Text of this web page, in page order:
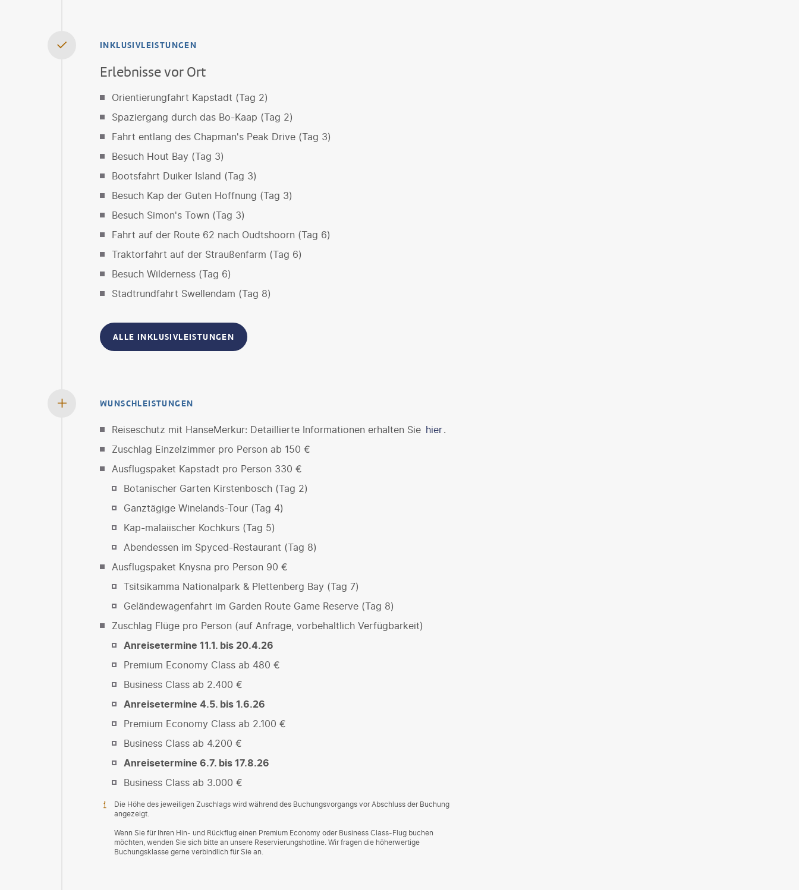
INKLUSIVLEISTUNGEN
Erlebnisse vor Ort
Orientierungfahrt Kapstadt (Tag 2)
Spaziergang durch das Bo-Kaap (Tag 2)
Fahrt entlang des Chapman's Peak Drive (Tag 3)
Besuch Hout Bay (Tag 3)
Bootsfahrt Duiker Island (Tag 3)
Besuch Kap der Guten Hoffnung (Tag 3)
Besuch Simon's Town (Tag 3)
Fahrt auf der Route 62 nach Oudtshoorn (Tag 6)
Traktorfahrt auf der Straußenfarm (Tag 6)
Besuch Wilderness (Tag 6)
Stadtrundfahrt Swellendam (Tag 8)
ALLE INKLUSIVLEISTUNGEN
WUNSCHLEISTUNGEN
Reiseschutz mit HanseMerkur: Detaillierte Informationen erhalten Sie hier .
Zuschlag Einzelzimmer pro Person ab 150 €
Ausflugspaket Kapstadt pro Person 330 €
Botanischer Garten Kirstenbosch (Tag 2)
Ganztägige Winelands-Tour (Tag 4)
Kap-malaiischer Kochkurs (Tag 5)
Abendessen im Spyced-Restaurant (Tag 8)
Ausflugspaket Knysna pro Person 90 €
Tsitsikamma Nationalpark & Plettenberg Bay (Tag 7)
Geländewagenfahrt im Garden Route Game Reserve (Tag 8)
Zuschlag Flüge pro Person (auf Anfrage, vorbehaltlich Verfügbarkeit)
Anreisetermine 11.1. bis 20.4.26
Premium Economy Class ab 480 €
Business Class ab 2.400 €
Anreisetermine 4.5. bis 1.6.26
Premium Economy Class ab 2.100 €
Business Class ab 4.200 €
Anreisetermine 6.7. bis 17.8.26
Business Class ab 3.000 €
Die Höhe des jeweiligen Zuschlags wird während des Buchungsvorgangs vor Abschluss der Buchung
angezeigt.
Wenn Sie für Ihren Hin- und Rückflug einen Premium Economy oder Business Class-Flug buchen
möchten, wenden Sie sich bitte an unsere Reservierungshotline. Wir fragen die höherwertige
Buchungsklasse gerne verbindlich für Sie an.